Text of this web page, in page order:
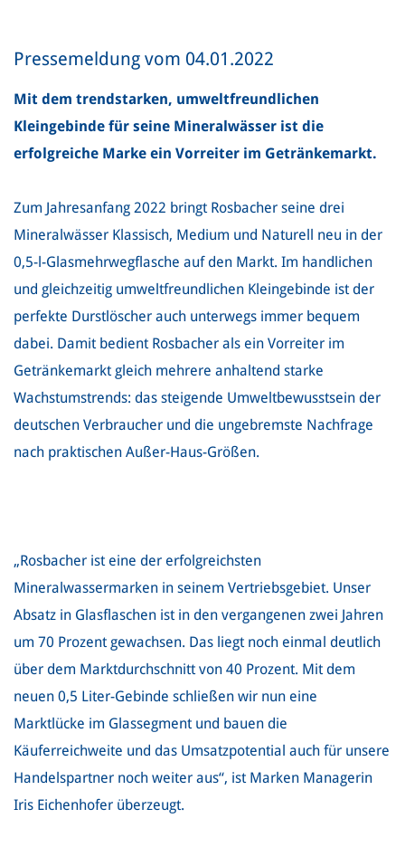
Pressemeldung vom 04.01.2022
Mit dem trendstarken, umweltfreundlichen
Kleingebinde für seine Mineralwässer ist die
erfolgreiche Marke ein Vorreiter im Getränkemarkt.
Zum Jahresanfang 2022 bringt Rosbacher seine drei
Mineralwässer Klassisch, Medium und Naturell neu in der
0,5-l-Glasmehrwegflasche auf den Markt. Im handlichen
und gleichzeitig umweltfreundlichen Kleingebinde ist der
perfekte Durstlöscher auch unterwegs immer bequem
dabei. Damit bedient Rosbacher als ein Vorreiter im
Getränkemarkt gleich mehrere anhaltend starke
Wachstumstrends: das steigende Umweltbewusstsein der
deutschen Verbraucher und die ungebremste Nachfrage
nach praktischen Außer-Haus-Größen.
„Rosbacher ist eine der erfolgreichsten
Mineralwassermarken in seinem Vertriebsgebiet. Unser
Absatz in Glasflaschen ist in den vergangenen zwei Jahren
um 70 Prozent gewachsen. Das liegt noch einmal deutlich
über dem Marktdurchschnitt von 40 Prozent. Mit dem
neuen 0,5 Liter-Gebinde schließen wir nun eine
Marktlücke im Glassegment und bauen die
Käuferreichweite und das Umsatzpotential auch für unsere
Handelspartner noch weiter aus“, ist Marken Managerin
Iris Eichenhofer überzeugt.